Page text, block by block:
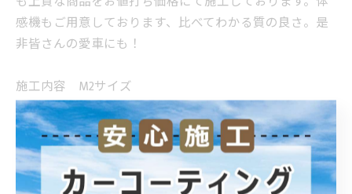
感機もご用意しております、比べてわかる質の良さ。是
非皆さんの愛車にも！
施工内容 M2サイズ
・ボディのガラスコーティング施工
・全面のプレミアム窓撥水
・ホイールコーティング
・カーフィルムフロント三面＋リア全面